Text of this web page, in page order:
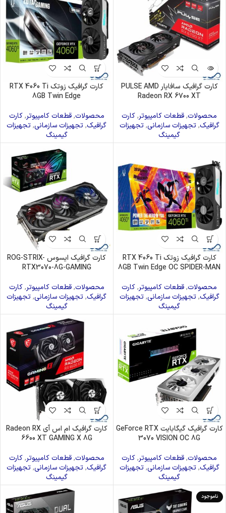
کارت گرافیک سافایار PULSE AMD
Radeon RX 6700 XT
محصولات,قطعات کامپیوتر,کارت
گرافیک,تجهیزات سازمانی,تجهیزات
گیمینگ
کارت گرافیک زوتک RTX 4060 Ti
8GB Twin Edge
محصولات,قطعات کامپیوتر,کارت
گرافیک,تجهیزات سازمانی,تجهیزات
گیمینگ
کارت گرافیک زوتک RTX 4060 Ti
8GB Twin Edge OC SPIDER-MAN
محصولات,قطعات کامپیوتر,کارت
گرافیک,تجهیزات سازمانی,تجهیزات
گیمینگ
کارت گرافیک ایسوس ROG-STRIX-
RTX3070-8G-GAMING
محصولات,قطعات کامپیوتر,کارت
گرافیک,تجهیزات سازمانی,تجهیزات
گیمینگ
کارت گرافیک گیگابایت GeForce RTX
3070 VISION OC 8G
محصولات,قطعات کامپیوتر,کارت
گرافیک,تجهیزات سازمانی,تجهیزات
گیمینگ
کارت گرافیک ام اس آی Radeon RX
6600 XT GAMING X 8G
محصولات,قطعات کامپیوتر,کارت
گرافیک,تجهیزات سازمانی,تجهیزات
گیمینگ
ناموجود